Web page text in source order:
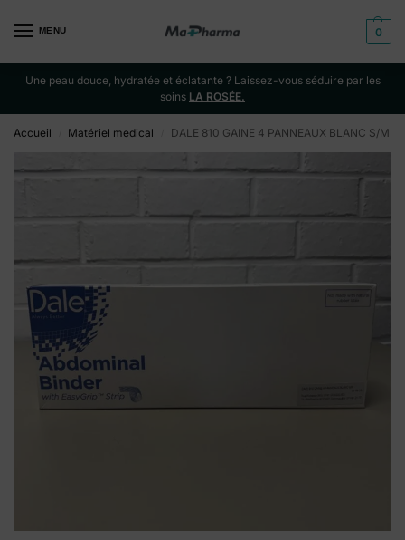
MENU 0
Une peau douce, hydratée et éclatante ? Laissez-vous séduire par les
soins LA ROSÉE.
Accueil Matériel medical DALE 810 GAINE 4 PANNEAUX BLANC S/M